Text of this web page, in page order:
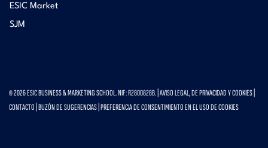
ESIC Market
SJM
© 2026 ESIC BUSINESS & MARKETING SCHOOL. NIF: R2800828B. | AVISO LEGAL, DE PRIVACIDAD Y COOKIES
CONTACTO BUZÓN DE SUGERENCIAS PREFERENCIA DE CONSENTIMIENTO EN EL USO DE COOKIES